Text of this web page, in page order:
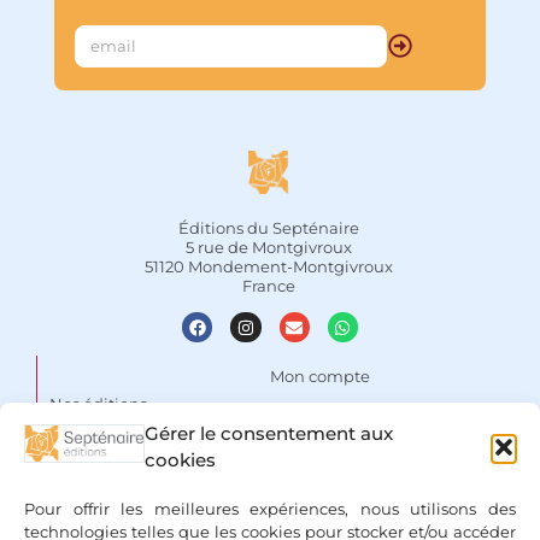
Gérer le consentement aux
cookies
Pour offrir les meilleures expériences, nous utilisons des
technologies telles que les cookies pour stocker et/ou accéder
Éditions du Septénaire
5 rue de Montgivroux
51120 Mondement-Montgivroux
France
Nos éditions
Auteurs
Espace libraires
Mon compte
Conditions Générales de
Vente